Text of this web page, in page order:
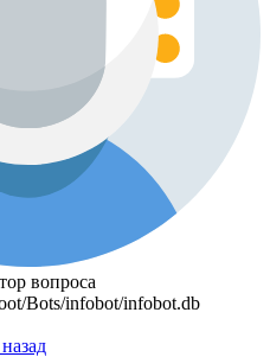
вопроса
Bots/infobot/infobot.db